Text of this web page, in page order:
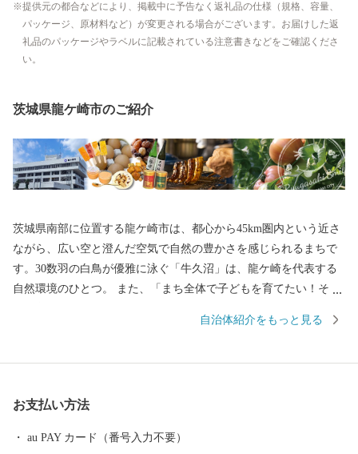
提供元の都合などにより、掲載中に予告なく返礼品の仕様（規格、容量、
パッケージ、原材料など）が変更される場合がございます。お届けした返
礼品のパッケージやラベルに記載されている注意書きなどをご確認くださ
い。
茨城県龍ケ崎市のご紹介
茨城県南部に位置する龍ケ崎市は、都心から45km圏内という近さ
ながら、広い空と澄んだ空気で自然の豊かさを感じられるまちで
す。30数羽の白鳥が優雅に泳ぐ「牛久沼」は、龍ケ崎を代表する
自然環境のひとつ。 また、「まち全体で子どもを育てたい！そし
娠、出産、育児、教育、それぞれのステージに応じたさまざまな
時代もあることから、こだわりの職人が作る老舗の品や、若手職
自治体紹介をもっと見る
お支払い方法
au PAY カード（番号入力不要）